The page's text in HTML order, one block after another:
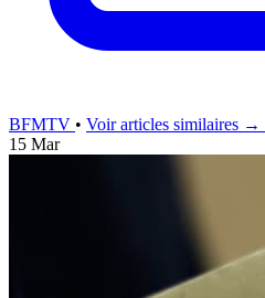
BFMTV • Voir articles similaires →
15 Mar